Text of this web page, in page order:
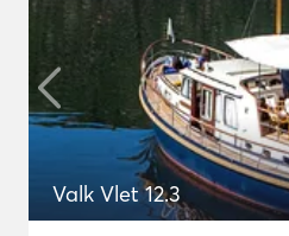
Valk Vlet 12.3